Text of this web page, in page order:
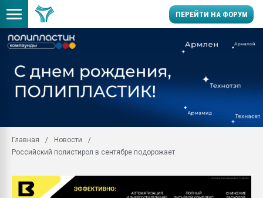
ПЕРЕЙТИ НА ФОРУМ
заводу пластмасс"
Главная
Новости
Российский полистирол в сентябре подорожает